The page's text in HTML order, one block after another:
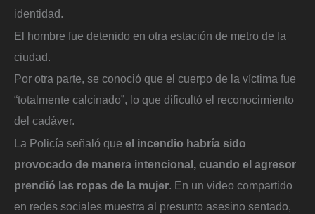
identidad.
El hombre fue detenido en otra estación de metro de la
ciudad.
Por otra parte, se conoció que el cuerpo de la víctima fue
“totalmente calcinado”, lo que dificultó el reconocimiento
del cadáver.
La Policía señaló que el incendio habría sido
provocado de manera intencional, cuando el agresor
prendió las ropas de la mujer. En un video compartido
en redes sociales muestra al presunto asesino sentado,